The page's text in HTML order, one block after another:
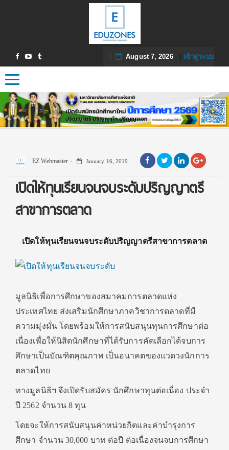
August 7, 2026| เข้าสู่ระบบ
Toggle navigation
EZ Webmaster January 16, 2019
เปิดให้ทุนเรียนจนจบระดับปริญญาตรี
สาขาการตลาด
เปิดให้ทุนเรียนจนจบระดับปริญญาตรีสาขาการตลาด
มูลนิธิเพื่อการศึกษาของสมาคมการตลาดแห่ง
ประเทศไทย ส่งเสริมนักศึกษาภาควิชาการตลาดที่มี
ความมุ่งมั่น โดยพร้อมให้การสนับสนุนทุนการศึกษาต่อ
เนื่องเพื่อให้นิสิตนักศึกษาที่ได้รับการคัดเลือกได้จบการ
ศึกษาเป็นบัณฑิตคุณภาพ เป็นอนาคตของแวดวงนักการ
ตลาดไทย
ทางมูลนิธิฯ จึงเปิดรับสมัคร นักศึกษาทุนต่อเนื่อง ประจำ
ปี 2562 จำนวน 8 ทุน
โดยจะให้การสนับสนุนค่าหน่วยกิตและค่าบำรุงการ
ศึกษา จำนวน 30,000 บาท ต่อปี ต่อเนื่องจนจบการศึกษา